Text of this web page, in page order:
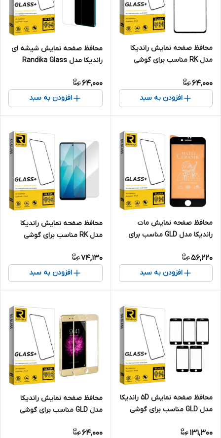
محافظ صفحه نمایش راندیکا
مدل RK مناسب برای گوشی
64,000
افزودن به سبد
محافظ صفحه نمایش شیشه ای
راندیکا مدل Randika Glass
اوپو A53s
64,000
افزودن به سبد
محافظ صفحه نمایش مات
راندیکا مدل GLD مناسب برای
56,220
افزودن به سبد
محافظ صفحه نمایش راندیکا
مدل RK مناسب برای گوشی
74,130
افزودن به سبد
محافظ صفحه نمایش 5D راندیکا
مدل GLD مناسب برای گوشی
عددی
131,300
محافظ صفحه نمایش راندیکا
مدل GLD مناسب برای گوشی
64,000